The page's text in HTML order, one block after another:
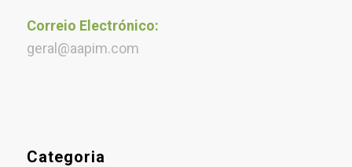
Correio Electrónico:
geral@aapim.com
Categoria